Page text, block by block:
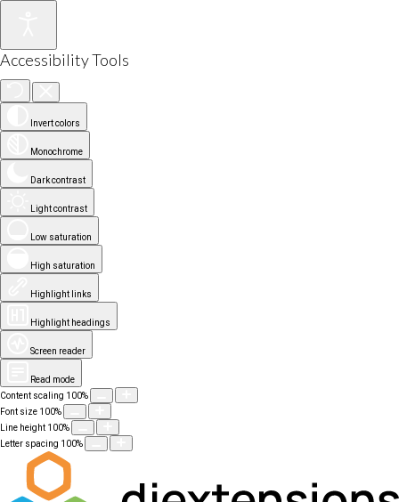
Accessibility Tools
Invert colors
Monochrome
Dark contrast
Light contrast
Low saturation
High saturation
Highlight links
Highlight headings
Screen reader
Read mode
Content scaling 100%
Font size 100%
Line height 100%
Letter spacing 100%